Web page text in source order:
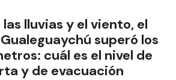
las lluvias y el viento, el
superó los
cuál es el nivel de
y de evacuación